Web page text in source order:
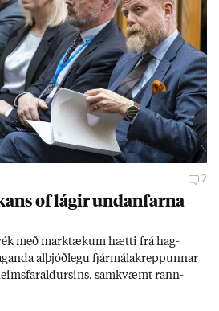
2
of lág­ir und­an­farna
með mark­tæk­um hætti frá hag­
al­þjóð­legu fjár­málakrepp­unn­ar
sam­kvæmt rann­